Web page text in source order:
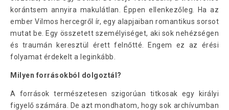
korántsem annyira makulátlan. Éppen ellenkezőleg. Ha az
ember Vilmos hercegről ír, egy alapjaiban romantikus sorsot
mutat be. Egy összetett személyiséget, aki sok nehézségen
és traumán keresztül érett felnőtté. Engem ez az érési
folyamat érdekelt a leginkább.
Milyen forrásokból dolgoztál?
A források természetesen szigorúan titkosak egy királyi
figyelő számára. De azt mondhatom, hogy sok archívumban